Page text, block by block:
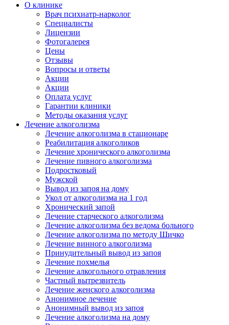
О клинике
Врач психиатр-нарколог
Специалисты
Лицензии
Фотогалерея
Цены
Отзывы
Вопросы и ответы
Акции
Акции
Оплата услуг
Гарантии клиники
Методы оказания услуг
Лечение алкоголизма
Лечение алкоголизма в стационаре
Реабилитация алкоголиков
Лечение хронического алкоголизма
Лечение пивного алкоголизма
Подростковый
Мужской
Вывод из запоя на дому
Укол от алкоголизма на 1 год
Хронический запой
Лечение старческого алкоголизма
Лечение алкоголизма без ведома больного
Лечение алкоголизма по методу Шичко
Лечение винного алкоголизма
Принудительный вывод из запоя
Лечение похмелья
Лечение алкогольного отравления
Частный вытрезвитель
Лечение женского алкоголизма
Анонимное лечение
Анонимный вывод из запоя
Лечение алкоголизма на дому